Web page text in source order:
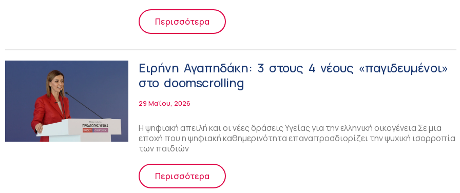
Περισσότερα
Ειρήνη Αγαπηδάκη: 3 στους 4 νέους «παγιδευμένοι»
στο doomscrolling
29 Μαΐου, 2026
Η ψηφιακή απειλή και οι νέες δράσεις Υγείας για την ελληνική οικογένεια Σε μια
εποχή που η ψηφιακή καθημερινότητα επαναπροσδιορίζει την ψυχική ισορροπία
των παιδιών
Περισσότερα